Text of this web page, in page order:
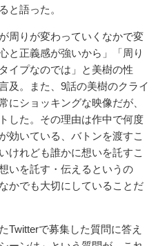
と語った。
周りが変わっていくなかで変
と正義感が強いから」「周り
イプなのでは」と美樹の性
及。また、9話の美樹のクライ
にショッキングな映像だが、
した。その理由は作中で何度
効いている、バトンを渡すこ
けれども誰かに想いを託すこ
いを託す・伝えるというの
かでも大切にしていることだ
で募集した質問に答え